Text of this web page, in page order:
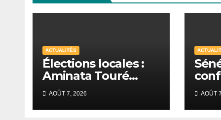
ACTUALITÉS
Élections locales :
Aminata Touré
estime que
Diomaye Faye peut
légalement
AOÛT 7, 2026
Sud
AOÛT